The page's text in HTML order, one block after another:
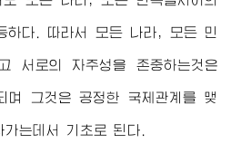
하다. 따라서 모든 나라, 모든 민
서로의 자주성을 존중하는것은
며 그것은 공정한 국제관계를 맺
는데서 기초로 된다.